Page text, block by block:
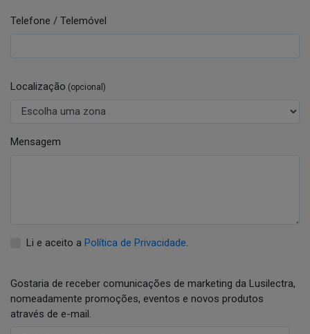
Telefone / Telemóvel
Localização (opcional)
Mensagem
Li e aceito a Política de Privacidade.
Gostaria de receber comunicações de marketing da Lusilectra,
nomeadamente promoções, eventos e novos produtos
através de e-mail.